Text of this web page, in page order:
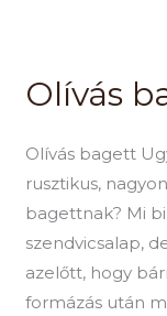
Olívás
Olívás bagett
rusztikus,
bagettnak? Mi
szendvicsalap,
azelőtt, hogy
formázás után